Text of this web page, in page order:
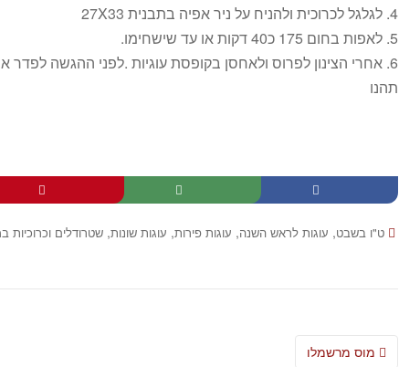
4. לגלגל לכרוכית ולהניח על ניר אפיה בתבנית 27X33
5. לאפות בחום 175 כ40 דקות או עד שישחימו.
6. אחרי הצינון לפרוס ולאחסן בקופסת עוגיות .לפני ההגשה לפדר אבקת סוכר.
תהנו
ט"ו בשבט, עוגות לראש השנה, עוגות פירות, עוגות שונות, שטרודלים וכרוכיות